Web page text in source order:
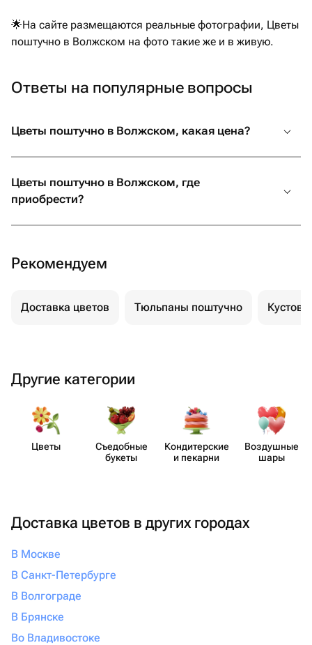
🌟На сайте размещаются реальные фотографии, Цветы
поштучно в Волжском на фото такие же и в живую.
Ответы на популярные вопросы
Цветы поштучно в Волжском, какая цена?
Цветы поштучно в Волжском, где
приобрести?
Рекомендуем
Доставка цветов Тюльпаны поштучно
Другие категории
Цветы
Съедобные
букеты
Кондит​ерские
и пекарни
Воздушные
шары
Доставка цветов в других городах
В Москве
В Санкт-Петербурге
В Волгограде
В Брянске
Во Владивостоке